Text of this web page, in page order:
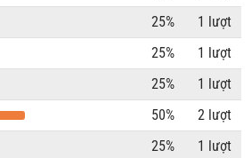
25%
1 lượt
25%
1 lượt
25%
1 lượt
50%
2 lượt
25%
1 lượt